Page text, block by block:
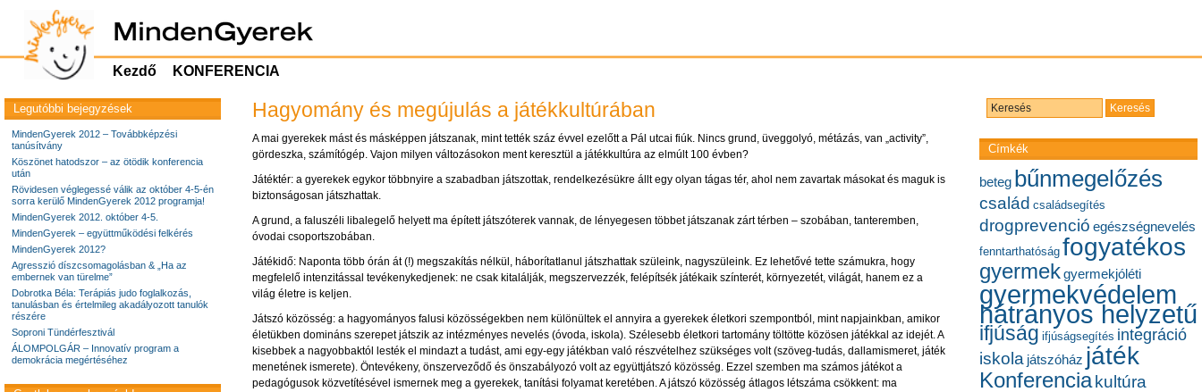
Kezdő KONFERENCIA
Hagyomány és megújulás a játékkultúrában
A mai gyerekek mást és másképpen játszanak, mint tették száz évvel ezelőtt a Pál utcai fiúk. Nincs grund, üveggolyó, métázás, van „activity”,
gördeszka, számítógép. Vajon milyen változásokon ment keresztül a játékkultúra az elmúlt 100 évben?
Játéktér: a gyerekek egykor többnyire a szabadban játszottak, rendelkezésükre állt egy olyan tágas tér, ahol nem zavartak másokat és maguk is
biztonságosan játszhattak.
A grund, a faluszéli libalegelő helyett ma épített játszóterek vannak, de lényegesen többet játszanak zárt térben – szobában, tanteremben,
óvodai csoportszobában.
Játékidő: Naponta több órán át (!) megszakítás nélkül, háborítatlanul játszhattak szüleink, nagyszüleink. Ez lehetővé tette számukra, hogy
megfelelő intenzitással tevékenykedjenek: ne csak kitalálják, megszervezzék, felépítsék játékaik színterét, környezetét, világát, hanem ez a
világ életre is keljen.
Játszó közösség: a hagyományos falusi közösségekben nem különültek el annyira a gyerekek életkori szempontból, mint napjainkban, amikor
életükben domináns szerepet játszik az intézményes nevelés (óvoda, iskola). Szélesebb életkori tartomány töltötte közösen játékkal az idejét. A
kisebbek a nagyobbaktól lesték el mindazt a tudást, ami egy-egy játékban való részvételhez szükséges volt (szöveg-tudás, dallamismeret, játék
menetének ismerete). Öntevékeny, önszerveződő és önszabályozó volt az együttjátszó közösség. Ezzel szemben ma számos játékot a
pedagógusok közvetítésével ismernek meg a gyerekek, tanítási folyamat keretében. A játszó közösség átlagos létszáma csökkent: ma
Címkék
beteg bűnmegelőzés
család családsegítés
drogprevenció egészségnevelés
fenntarthatóság fogyatékos
gyermekgyermekjóléti
gyermekvédelem
hátrányos helyzetű
ifjúság ifjúságsegítés integráció
iskola játszóház játék
Konferenciakultúra
Legutóbbi bejegyzések
MindenGyerek 2012 – Továbbképzési
tanúsítvány
Köszönet hatodszor – az ötödik konferencia
után
Rövidesen véglegessé válik az október 4-5-én
sorra kerülő MindenGyerek 2012 programja!
MindenGyerek 2012. október 4-5.
MindenGyerek – együttműködési felkérés
MindenGyerek 2012?
Agresszió díszcsomagolásban & „Ha az
embernek van türelme”
Dobrotka Béla: Terápiás judo foglalkozás,
tanulásban és értelmileg akadályozott tanulók
részére
Soproni Tündérfesztivál
ÁLOMPOLGÁR – Innovatív program a
demokrácia megértéséhez